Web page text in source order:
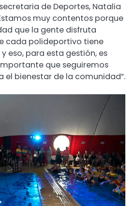
de Deportes, Natalia
muy contentos porque
que la gente disfruta
cada polideportivo tiene
eso, para esta gestión, es
que seguiremos
el bienestar de la comunidad”.